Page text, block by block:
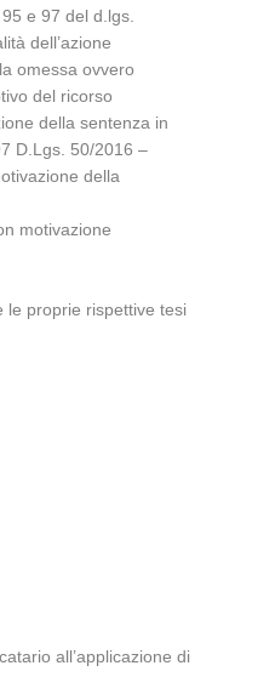
e 97 del d.lgs.
dell’azione
omessa ovvero
del ricorso
della sentenza in
D.Lgs. 50/2016 –
della
motivazione
le proprie rispettive tesi
all’applicazione di